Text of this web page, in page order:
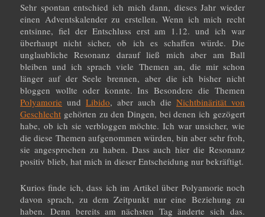
Sehr spontan entschied ich mich dann, dieses Jahr wieder
einen Adventskalender zu erstellen. Wenn ich mich recht
entsinne, fiel der Entschluss erst am 1.12. und ich war
überhaupt nicht sicher, ob ich es schaffen würde. Die
unglaubliche Resonanz darauf ließ mich aber am Ball
bleiben und ich sprach viele Themen an, die mir schon
länger auf der Seele brennen, aber die ich bisher nicht
bloggen wollte oder konnte. Ins Besondere die Themen
Polyamorie undLibido, aber auch die Nichtbinärität von
Geschlecht gehörten zu den Dingen, bei denen ich gezögert
habe, ob ich sie verbloggen möchte. Ich war unsicher, wie
die diese Themen aufgenommen würden, bin aber sehr froh,
sie angesprochen zu haben. Dass auch hier die Resonanz
positiv blieb, hat mich in dieser Entscheidung nur bekräftigt.
Kurios finde ich, dass ich im Artikel über Polyamorie noch
davon sprach, zu dem Zeitpunkt nur eine Beziehung zu
haben. Denn bereits am nächsten Tag änderte sich das.